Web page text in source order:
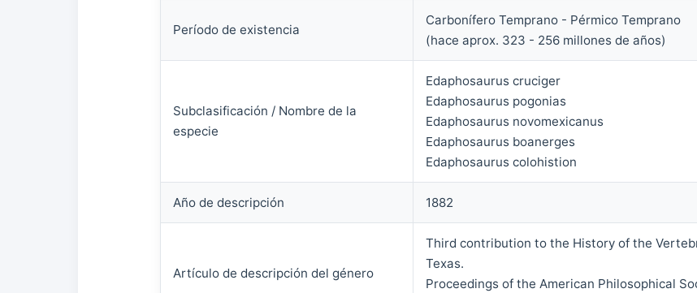
Período de existencia
Carbonífero Temprano - Pérmico Temprano
(hace aprox. 323 - 256 millones de años)
Subclasificación / Nombre de la
especie
Edaphosaurus cruciger
Edaphosaurus pogonias
Edaphosaurus novomexicanus
Edaphosaurus boanerges
Edaphosaurus colohistion
Año de descripción 1882
Artículo de descripción del género
Third contribution to the History of the
Texas.
Proceedings of the American Philosophical